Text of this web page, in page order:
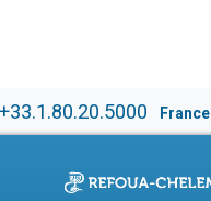
+33.1.80.20.5000 France